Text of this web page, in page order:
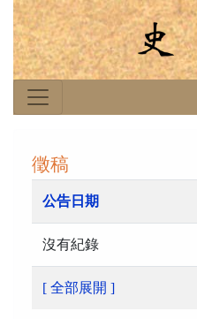
徵稿
公告日期
沒有紀錄
[ 全部展開 ]